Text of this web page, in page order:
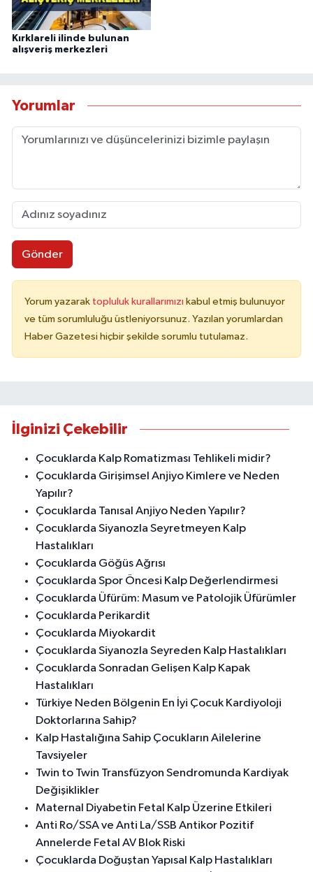
Kırklareli ilinde bulunan
alışveriş merkezleri
Yorumlar
Gönder
Yorum yazarak topluluk kurallarımızı kabul etmiş bulunuyor
ve tüm sorumluluğu üstleniyorsunuz. Yazılan yorumlardan
Haber Gazetesi hiçbir şekilde sorumlu tutulamaz.
İlginizi Çekebilir
Çocuklarda Kalp Romatizması Tehlikeli midir?
Çocuklarda Girişimsel Anjiyo Kimlere ve Neden
Yapılır?
Çocuklarda Tanısal Anjiyo Neden Yapılır?
Çocuklarda Siyanozla Seyretmeyen Kalp
Hastalıkları
Çocuklarda Göğüs Ağrısı
Çocuklarda Spor Öncesi Kalp Değerlendirmesi
Çocuklarda Üfürüm: Masum ve Patolojik Üfürümler
Çocuklarda Perikardit
Çocuklarda Miyokardit
Çocuklarda Siyanozla Seyreden Kalp Hastalıkları
Çocuklarda Sonradan Gelişen Kalp Kapak
Hastalıkları
Türkiye Neden Bölgenin En İyi Çocuk Kardiyoloji
Doktorlarına Sahip?
Kalp Hastalığına Sahip Çocukların Ailelerine
Tavsiyeler
Twin to Twin Transfüzyon Sendromunda Kardiyak
Değişiklikler
Maternal Diyabetin Fetal Kalp Üzerine Etkileri
Anti Ro/SSA ve Anti La/SSB Antikor Pozitif
Annelerde Fetal AV Blok Riski
Çocuklarda Doğuştan Yapısal Kalp Hastalıkları